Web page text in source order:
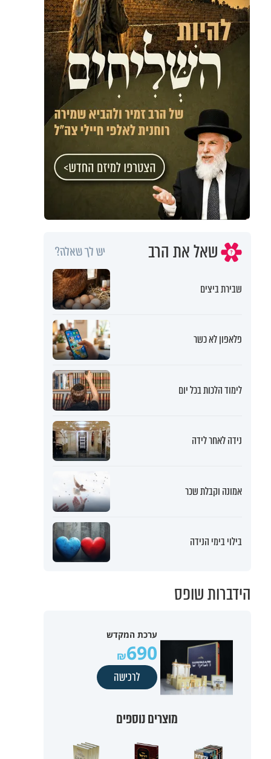
שאל את הרב יש לך שאלה?
שבירת ביצים
פלאפון לא כשר
לימוד הלכות בכל יום
נידה לאחר לידה
אמונה וקבלת שכר
בילוי בימי הנידה
הידברות שופס
ערכת המקדש
690
לרכישה
מוצרים נוספים